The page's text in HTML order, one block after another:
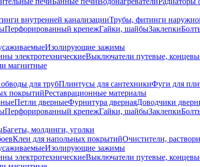
внутренней канализацииТрубы, фитинги
Перфорированный крепежГайки, шайбыЗаклепки
Изолирующие зажимы
электротехническиеВыключатели путевые,
магнитные
для трубПлинтусы для сантехникиФуги для
покрытийРеставрационные материалы
Петли дверныеФурнитура двернаяДоводчики
Перфорированный крепежГайки, шайбыЗаклепки
Багеты, молдинги, уголки
Клеи для напольных покрытийОчистители,
Изолирующие зажимы
электротехническиеВыключатели путевые,